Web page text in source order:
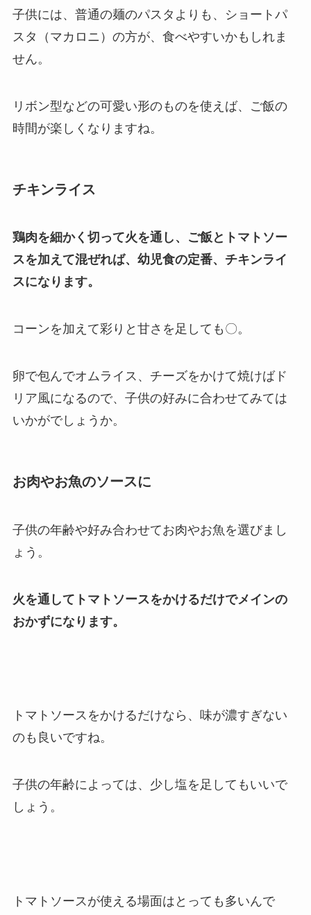
子供には、普通の麺のパスタよりも、ショートパ
スタ（マカロニ）の方が、食べやすいかもしれま
せん。
リボン型などの可愛い形のものを使えば、ご飯の
時間が楽しくなりますね。
チキンライス
鶏肉を細かく切って火を通し、ご飯とトマトソー
スを加えて混ぜれば、幼児食の定番、チキンライ
スになります。
コーンを加えて彩りと甘さを足しても〇。
卵で包んでオムライス、チーズをかけて焼けばド
リア風になるので、子供の好みに合わせてみては
いかがでしょうか。
お肉やお魚のソースに
子供の年齢や好み合わせてお肉やお魚を選びまし
ょう。
火を通してトマトソースをかけるだけでメインの
おかずになります。
トマトソースをかけるだけなら、味が濃すぎない
のも良いですね。
子供の年齢によっては、少し塩を足してもいいで
しょう。
トマトソースが使える場面はとっても多いんで